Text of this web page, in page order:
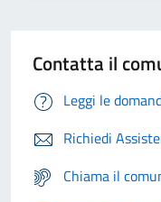
Contatta il
Leggi le
Richiedi
Chiama il